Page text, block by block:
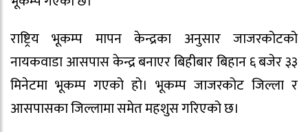
राष्ट्रिय भूकम्प मापन केन्द्रका अनुसार जाजरकोटको
नायकवाडा आसपास केन्द्र बनाएर बिहीबार बिहान ६ बजेर ३३
मिनेटमा भूकम्प गएको हो। भूकम्प जाजरकोट जिल्ला र
आसपासका जिल्लामा समेत महशुस गरिएको छ।